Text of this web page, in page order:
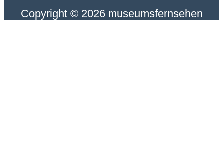
Copyright © 2026 museumsfernsehen